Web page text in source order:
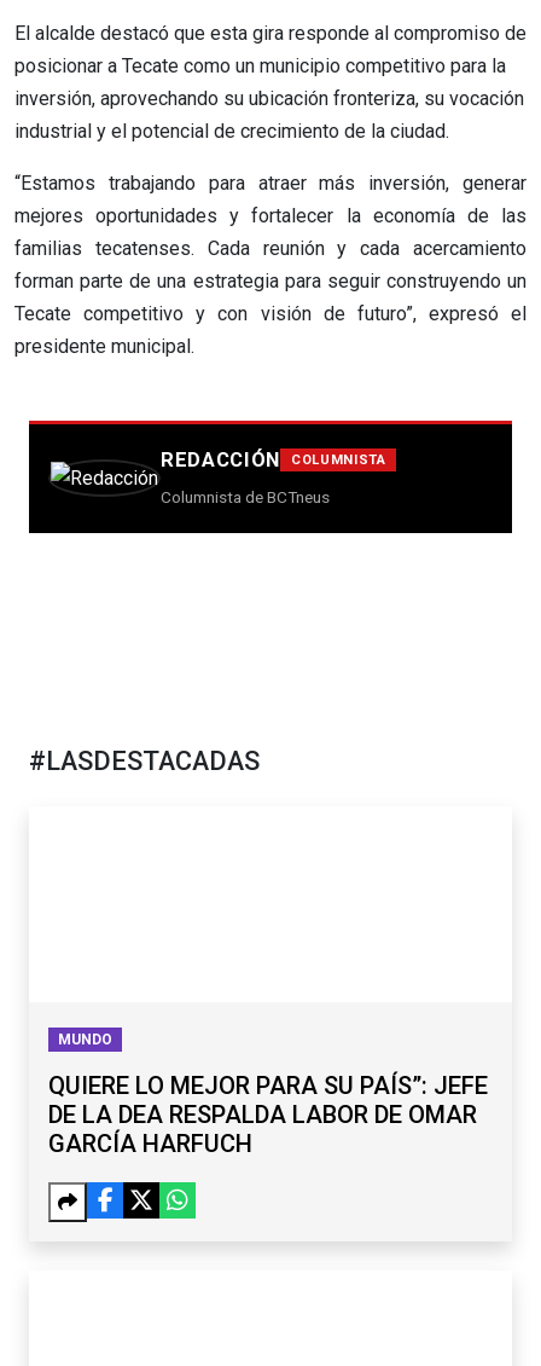
El alcalde destacó que esta gira responde al compromiso de
posicionar a Tecate como un municipio competitivo para la
inversión, aprovechando su ubicación fronteriza, su vocación
industrial y el potencial de crecimiento de la ciudad.
“Estamos trabajando para atraer más inversión, generar
mejores oportunidades y fortalecer la economía de las
familias tecatenses. Cada reunión y cada acercamiento
forman parte de una estrategia para seguir construyendo un
Tecate competitivo y con visión de futuro”, expresó el
presidente municipal.
REDACCIÓN COLUMNISTA
Columnista de BCTneus
#LASDESTACADAS
MUNDO
QUIERE LO MEJOR PARA SU PAÍS”: JEFE
DE LA DEA RESPALDA LABOR DE OMAR
GARCÍA HARFUCH